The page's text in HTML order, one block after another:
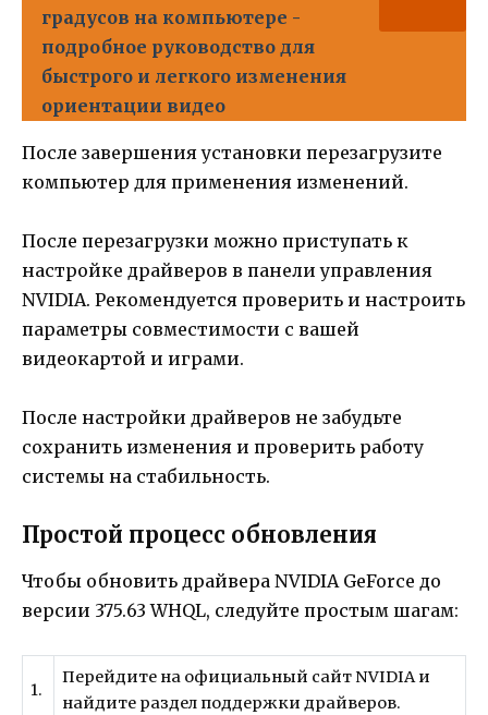
градусов на компьютере -
подробное руководство для
быстрого и легкого изменения
ориентации видео
После завершения установки перезагрузите
компьютер для применения изменений.
После перезагрузки можно приступать к
настройке драйверов в панели управления
NVIDIA. Рекомендуется проверить и настроить
параметры совместимости с вашей
видеокартой и играми.
После настройки драйверов не забудьте
сохранить изменения и проверить работу
системы на стабильность.
Простой процесс обновления
Чтобы обновить драйвера NVIDIA GeForce до
версии 375.63 WHQL, следуйте простым шагам:
1.
Перейдите на официальный сайт NVIDIA и
найдите раздел поддержки драйверов.